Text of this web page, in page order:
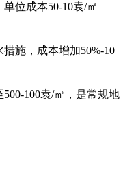
位成本50-10袁/㎡
施，成本增加50%-10
100袁/㎡，是常规地